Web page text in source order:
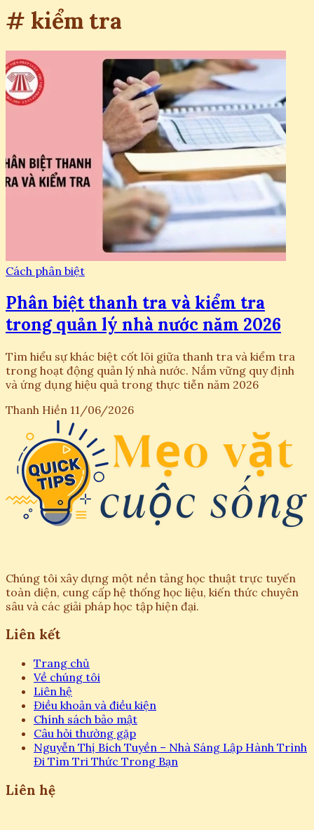
# kiểm tra
Cách phân biệt
Phân biệt thanh tra và kiểm tra
trong quản lý nhà nước năm 2026
Tìm hiểu sự khác biệt cốt lõi giữa thanh tra và kiểm tra
trong hoạt động quản lý nhà nước. Nắm vững quy định
và ứng dụng hiệu quả trong thực tiễn năm 2026
Thanh Hiền 11/06/2026
Chúng tôi xây dựng một nền tảng học thuật trực tuyến
toàn diện, cung cấp hệ thống học liệu, kiến thức chuyên
sâu và các giải pháp học tập hiện đại.
Liên kết
Trang chủ
Về chúng tôi
Liên hệ
Điều khoản và điều kiện
Chính sách bảo mật
Câu hỏi thường gặp
Nguyễn Thị Bích Tuyền – Nhà Sáng Lập Hành Trình
Đi Tìm Tri Thức Trong Bạn
Liên hệ